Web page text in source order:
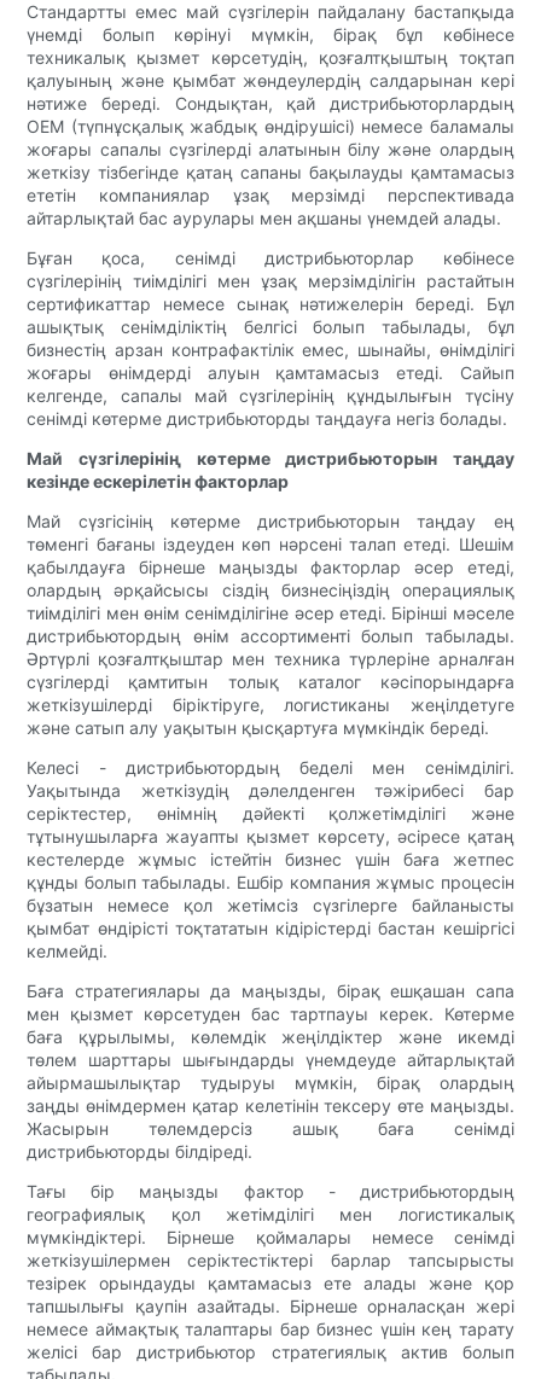
Стандартты емес май сүзгілерін пайдалану бастапқыда
үнемді болып көрінуі мүмкін, бірақ бұл көбінесе
техникалық қызмет көрсетудің, қозғалтқыштың тоқтап
қалуының және қымбат жөндеулердің салдарынан кері
нәтиже береді. Сондықтан, қай дистрибьюторлардың
OEM (түпнұсқалық жабдық өндірушісі) немесе баламалы
жоғары сапалы сүзгілерді алатынын білу және олардың
жеткізу тізбегінде қатаң сапаны бақылауды қамтамасыз
ететін компаниялар ұзақ мерзімді перспективада
айтарлықтай бас аурулары мен ақшаны үнемдей алады.
Бұған қоса, сенімді дистрибьюторлар көбінесе
сүзгілерінің тиімділігі мен ұзақ мерзімділігін растайтын
сертификаттар немесе сынақ нәтижелерін береді. Бұл
ашықтық сенімділіктің белгісі болып табылады, бұл
бизнестің арзан контрафактілік емес, шынайы, өнімділігі
жоғары өнімдерді алуын қамтамасыз етеді. Сайып
келгенде, сапалы май сүзгілерінің құндылығын түсіну
сенімді көтерме дистрибьюторды таңдауға негіз болады.
Май сүзгілерінің көтерме дистрибьюторын таңдау
кезінде ескерілетін факторлар
Май сүзгісінің көтерме дистрибьюторын таңдау ең
төменгі бағаны іздеуден көп нәрсені талап етеді. Шешім
қабылдауға бірнеше маңызды факторлар әсер етеді,
олардың әрқайсысы сіздің бизнесіңіздің операциялық
тиімділігі мен өнім сенімділігіне әсер етеді. Бірінші мәселе
дистрибьютордың өнім ассортименті болып табылады.
Әртүрлі қозғалтқыштар мен техника түрлеріне арналған
сүзгілерді қамтитын толық каталог кәсіпорындарға
жеткізушілерді біріктіруге, логистиканы жеңілдетуге
және сатып алу уақытын қысқартуға мүмкіндік береді.
Келесі - дистрибьютордың беделі мен сенімділігі.
Уақытында жеткізудің дәлелденген тәжірибесі бар
серіктестер, өнімнің дәйекті қолжетімділігі және
тұтынушыларға жауапты қызмет көрсету, әсіресе қатаң
кестелерде жұмыс істейтін бизнес үшін баға жетпес
құнды болып табылады. Ешбір компания жұмыс процесін
бұзатын немесе қол жетімсіз сүзгілерге байланысты
қымбат өндірісті тоқтататын кідірістерді бастан кешіргісі
келмейді.
Баға стратегиялары да маңызды, бірақ ешқашан сапа
мен қызмет көрсетуден бас тартпауы керек. Көтерме
баға құрылымы, көлемдік жеңілдіктер және икемді
төлем шарттары шығындарды үнемдеуде айтарлықтай
айырмашылықтар тудыруы мүмкін, бірақ олардың
заңды өнімдермен қатар келетінін тексеру өте маңызды.
Жасырын төлемдерсіз ашық баға сенімді
дистрибьюторды білдіреді.
Тағы бір маңызды фактор - дистрибьютордың
географиялық қол жетімділігі мен логистикалық
мүмкіндіктері. Бірнеше қоймалары немесе сенімді
жеткізушілермен серіктестіктері барлар тапсырысты
тезірек орындауды қамтамасыз ете алады және қор
тапшылығы қаупін азайтады. Бірнеше орналасқан жері
немесе аймақтық талаптары бар бизнес үшін кең тарату
желісі бар дистрибьютор стратегиялық актив болып